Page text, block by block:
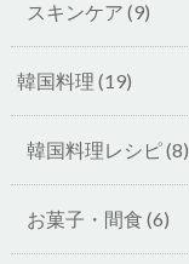
スキンケア (9)
韓国料理 (19)
韓国料理レシピ(8)
お菓子・間食 (6)